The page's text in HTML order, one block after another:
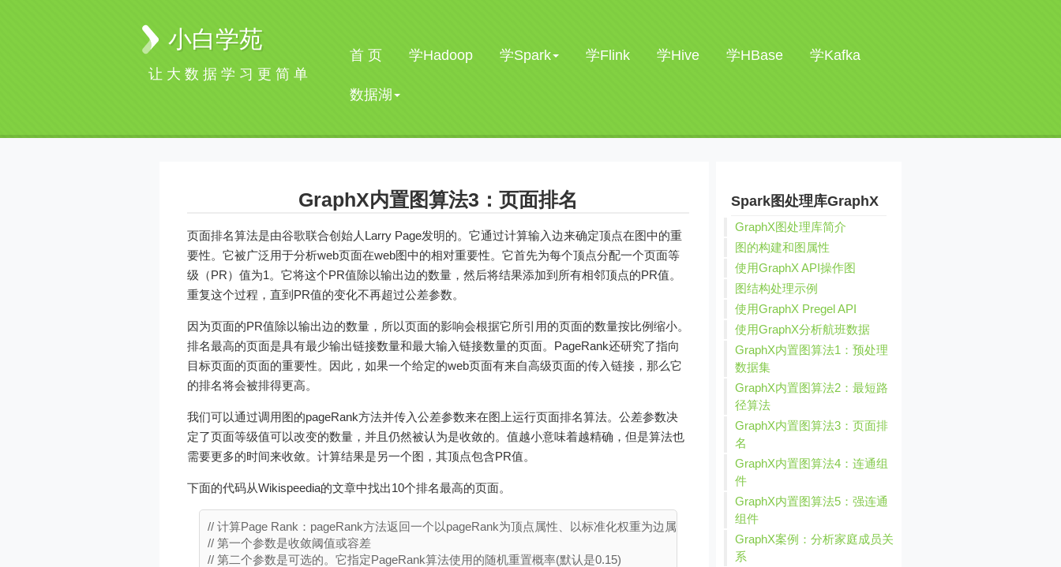
小白学苑
让大数据学习更简单
首 页 学Hadoop 学Spark 学Flink 学Hive 学HBase 学Kafka
数据湖
GraphX内置图算法3：页面排名
页面排名算法是由谷歌联合创始人Larry Page发明的。它通过计算输入边来确定顶点在图中的重
要性。它被广泛用于分析web页面在web图中的相对重要性。它首先为每个顶点分配一个页面等
级（PR）值为1。它将这个PR值除以输出边的数量，然后将结果添加到所有相邻顶点的PR值。
重复这个过程，直到PR值的变化不再超过公差参数。
因为页面的PR值除以输出边的数量，所以页面的影响会根据它所引用的页面的数量按比例缩小。
排名最高的页面是具有最少输出链接数量和最大输入链接数量的页面。PageRank还研究了指向
目标页面的页面的重要性。因此，如果一个给定的web页面有来自高级页面的传入链接，那么它
的排名将会被排得更高。
我们可以通过调用图的pageRank方法并传入公差参数来在图上运行页面排名算法。公差参数决
定了页面等级值可以改变的数量，并且仍然被认为是收敛的。值越小意味着越精确，但是算法也
需要更多的时间来收敛。计算结果是另一个图，其顶点包含PR值。
下面的代码从Wikispeedia的文章中找出10个排名最高的页面。
// 计算Page Rank：pageRank方法返回一个以pageRank为顶点属性、以标准化权重为边属性的图
// 第一个参数是收敛阈值或容差
// 第二个参数是可选的。它指定PageRank算法使用的随机重置概率(默认是0.15)
Spark图处理库GraphX
GraphX图处理库简介
图的构建和图属性
使用GraphX API操作图
图结构处理示例
使用GraphX Pregel API
使用GraphX分析航班数据
GraphX内置图算法1：预处理
数据集
GraphX内置图算法2：最短路
径算法
GraphX内置图算法3：页面排
名
GraphX内置图算法4：连通组
件
GraphX内置图算法5：强连通
组件
GraphX案例：分析家庭成员关
系